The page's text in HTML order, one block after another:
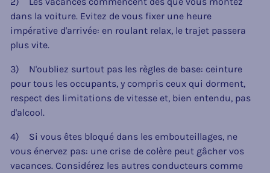
dans la voiture. Evitez de vous fixer une heure
impérative d'arrivée: en roulant relax, le trajet passera
plus vite.
3) N'oubliez surtout pas les règles de base: ceinture
pour tous les occupants, y compris ceux qui dorment,
respect des limitations de vitesse et, bien entendu, pas
d'alcool.
4) Si vous êtes bloqué dans les embouteillages, ne
vous énervez pas: une crise de colère peut gâcher vos
vacances. Considérez les autres conducteurs comme